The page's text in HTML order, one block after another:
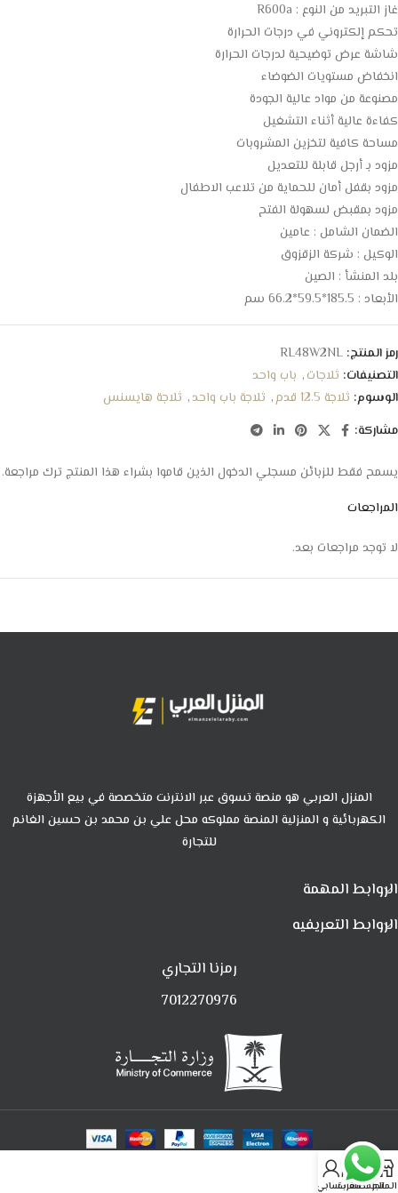
غاز التبريد من النوع : R600a
تحكم إلكتروني في درجات الحرارة
شاشة عرض توضيحية لدرجات الحرارة
انخفاض مستويات الضوضاء
مصنوعة من مواد عالية الجودة
كفاءة عالية أثناء التشغيل
مساحة كافية لتخزين المشروبات
مزود بـ أرجل قابلة للتعديل
مزود بقفل أمان للحماية من تلاعب الاطفال
مزود بمقبض لسهولة الفتح
الضمان الشامل : عامين
الوكيل : شركة الزقزوق
بلد المنشأ : الصين
الأبعاد : 185.5*59.5*66.2 سم
رمز المنتج: RL48W2NL
التصنيفات: ثلاجات, باب واحد
الوسوم: ثلاجة 12.5 قدم , ثلاجة باب واحد, ثلاجة هايسنس
مشاركة:
المراجعات
لا توجد مراجعات بعد.
يسمح فقط للزبائن مسجلي الدخول الذين قاموا بشراء هذا المنتج ترك مراجعة.
المنزل العربي هو منصة تسوق عبر الانترنت متخصصة في بيع الأجهزة
الكهربائية و المنزلية المنصة مملوكه محل علي بن محمد بن حسين الغانم
للتجارة
الروابط المهمة
الروابط التعريفيه
رمزنا التجاري
7012270976
المتجرالمفضلةالعربةحسابي